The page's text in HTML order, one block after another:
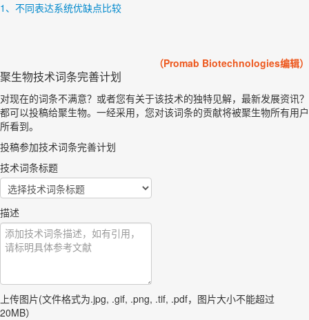
1、不同表达系统优缺点比较
（Promab Biotechnologies编辑）
聚生物技术词条完善计划
对现在的词条不满意？或者您有关于该技术的独特见解，最新发展资讯？
都可以投稿给聚生物。一经采用，您对该词条的贡献将被聚生物所有用户
所看到。
投稿参加技术词条完善计划
技术词条标题
描述
上传图片(文件格式为.jpg, .gif, .png, .tif, .pdf，图片大小不能超过
20MB）